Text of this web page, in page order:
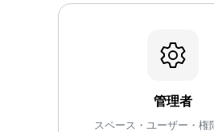
管理者
スペース・ユーザー・権